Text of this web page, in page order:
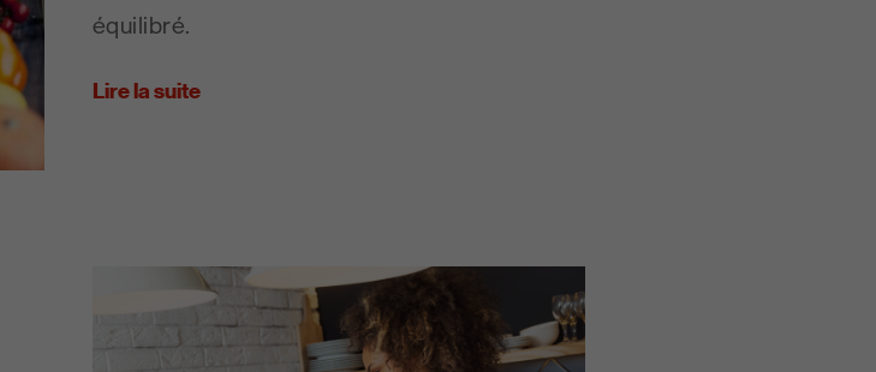
équilibré.
Lire la suite